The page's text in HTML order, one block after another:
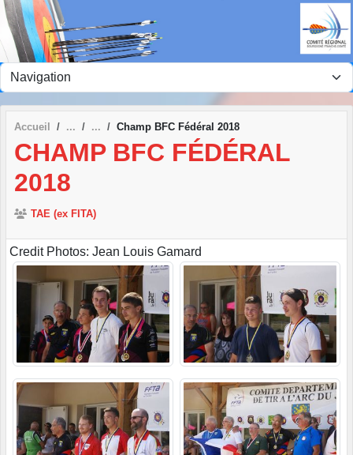
Accueil Champ BFC Fédéral 2018
CHAMP BFC FÉDÉRAL
2018
TAE (ex FITA)
Credit Photos: Jean Louis Gamard
Panneau de gestion des cookies